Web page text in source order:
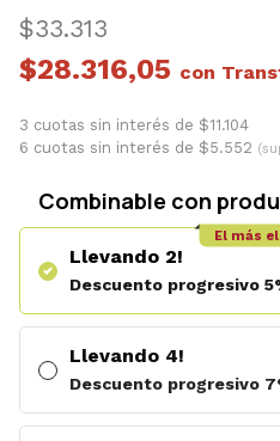
$33.313
$28.316,05 con
3 cuotas sin interés de $11.104
6 cuotas sin interés de $5.552
Combinable con
Llevando 2!
Descuento progresivo
El más
Llevando 4!
Descuento progresivo